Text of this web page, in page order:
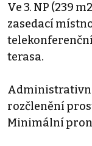
Ve 3. NP (239
zasedací
terasa.
rozčlenění
Minimální